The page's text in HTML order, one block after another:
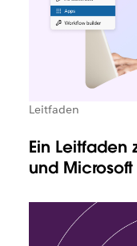
Leitfaden
Ein Leitfaden
und Microsoft